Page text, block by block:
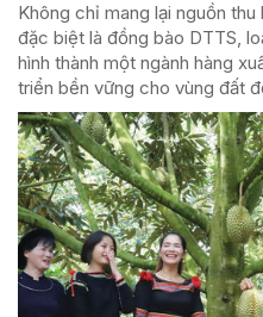
Không chỉ mang lại nguồn
đặc biệt là đồng bào DTTS,
hình thành một ngành hàng
triển bền vững cho vùng đất